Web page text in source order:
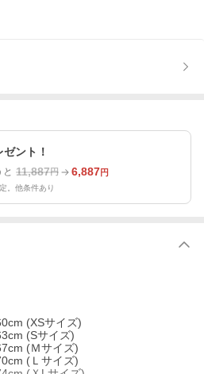
ント！
11,887円 6,887円
。他条件あり
(XSサイズ)
(Sサイズ)
(Ｍサイズ)
(Ｌサイズ)